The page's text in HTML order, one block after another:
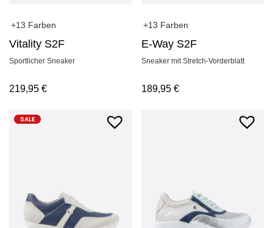
+13 Farben
Vitality S2F
Sportlicher Sneaker
219,95 €
+13 Farben
E-Way S2F
Sneaker mit Stretch-Vorderblatt
189,95€
SALE